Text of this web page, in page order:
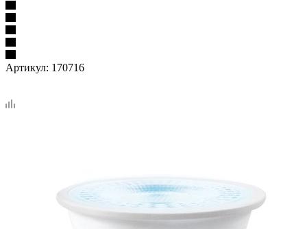
Артикул: 170716